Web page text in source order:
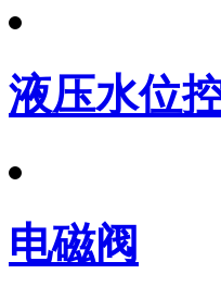
液压水位
电磁阀